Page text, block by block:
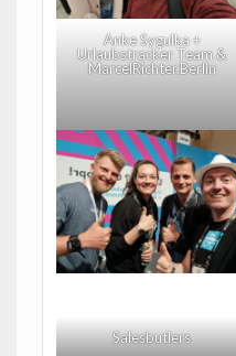
Anke Sygulka +
Urlaubstracker Team &
MarcelRichter.Berlin
Salesbutlers